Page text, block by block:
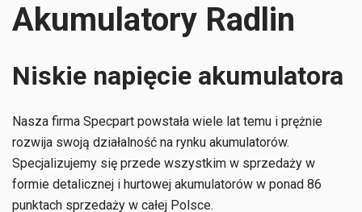
Akumulatory Radlin
Niskie napięcie akumulatora
Nasza firma Specpart powstała wiele lat temu i prężnie
rozwija swoją działalność na rynku akumulatorów.
Specjalizujemy się przede wszystkim w sprzedaży w
formie detalicznej i hurtowej akumulatorów w ponad 86
punktach sprzedaży w całej Polsce.